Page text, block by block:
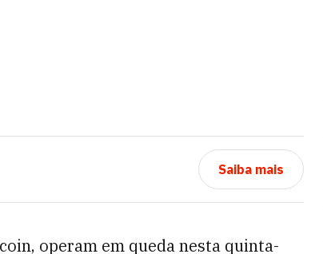
Saiba mais
operam em queda nesta quinta-